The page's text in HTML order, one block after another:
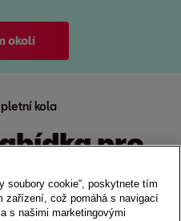
okolí
kola
pro
soubory cookie“, poskytnete tím
zařízení, což pomáhá s navigací
s našimi marketingovými